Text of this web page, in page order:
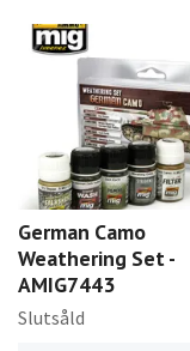
German Camo
Weathering Set -
AMIG7443
Slutsåld